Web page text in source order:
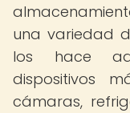
una variedad
los hace
dispositivos
cámaras,